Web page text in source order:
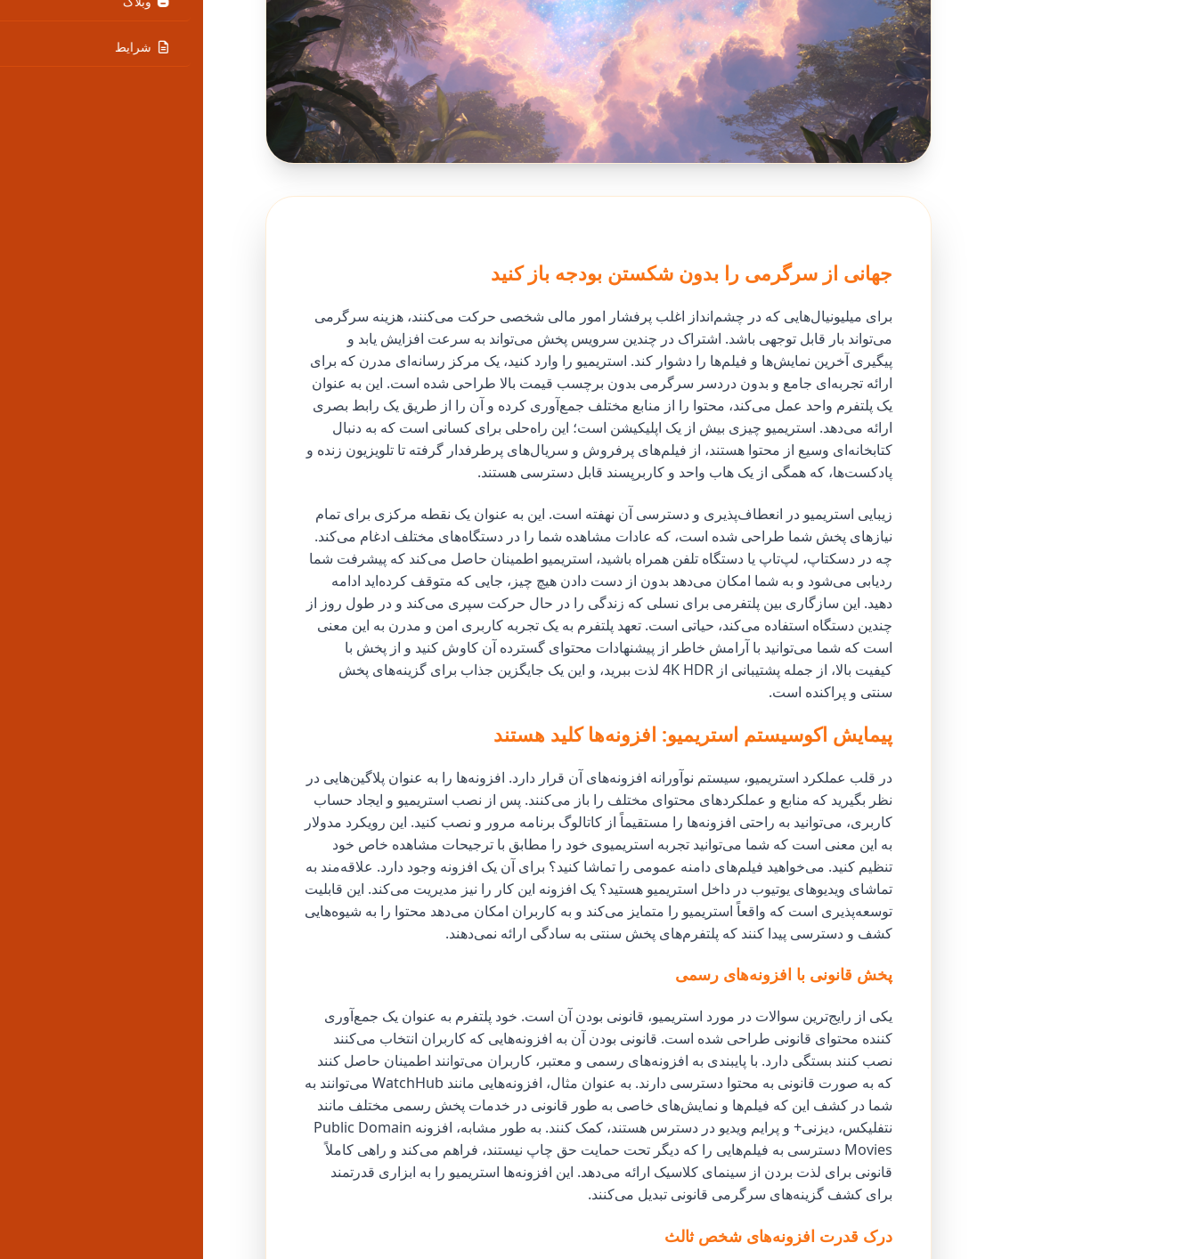
شرایط
جهانی از سرگرمی را بدون شکستن بودجه باز کنید
برای میلیونیال‌هایی که در چشم‌انداز اغلب پرفشار امور مالی شخصی حرکت می‌کنند، هزینه سرگرمی
می‌تواند بار قابل توجهی باشد. اشتراک در چندین سرویس پخش می‌تواند به سرعت افزایش یابد و
پیگیری آخرین نمایش‌ها و فیلم‌ها را دشوار کند. استریمیو را وارد کنید، یک مرکز رسانه‌ای مدرن که برای
ارائه تجربه‌ای جامع و بدون دردسر سرگرمی بدون برچسب قیمت بالا طراحی شده است. این به عنوان
یک پلتفرم واحد عمل می‌کند، محتوا را از منابع مختلف جمع‌آوری کرده و آن را از طریق یک رابط بصری
ارائه می‌دهد. استریمیو چیزی بیش از یک اپلیکیشن است؛ این راه‌حلی برای کسانی است که به دنبال
کتابخانه‌ای وسیع از محتوا هستند، از فیلم‌های پرفروش و سریال‌های پرطرفدار گرفته تا تلویزیون زنده و
پادکست‌ها، که همگی از یک هاب واحد و کاربرپسند قابل دسترسی هستند.
زیبایی استریمیو در انعطاف‌پذیری و دسترسی آن نهفته است. این به عنوان یک نقطه مرکزی برای تمام
نیازهای پخش شما طراحی شده است، که عادات مشاهده شما را در دستگاه‌های مختلف ادغام می‌کند.
چه در دسکتاپ، لپ‌تاپ یا دستگاه تلفن همراه باشید، استریمیو اطمینان حاصل می‌کند که پیشرفت شما
ردیابی می‌شود و به شما امکان می‌دهد بدون از دست دادن هیچ چیز، جایی که متوقف کرده‌اید ادامه
دهید. این سازگاری بین پلتفرمی برای نسلی که زندگی را در حال حرکت سپری می‌کند و در طول روز از
چندین دستگاه استفاده می‌کند، حیاتی است. تعهد پلتفرم به یک تجربه کاربری امن و مدرن به این معنی
است که شما می‌توانید با آرامش خاطر از پیشنهادات محتوای گسترده آن کاوش کنید و از پخش با
کیفیت بالا، از جمله پشتیبانی از 4K HDR لذت ببرید، و این یک جایگزین جذاب برای گزینه‌های پخش
سنتی و پراکنده است.
پیمایش اکوسیستم استریمیو: افزونه‌ها کلید هستند
در قلب عملکرد استریمیو، سیستم نوآورانه افزونه‌های آن قرار دارد. افزونه‌ها را به عنوان پلاگین‌هایی در
نظر بگیرید که منابع و عملکردهای محتوای مختلف را باز می‌کنند. پس از نصب استریمیو و ایجاد حساب
کاربری، می‌توانید به راحتی افزونه‌ها را مستقیماً از کاتالوگ برنامه مرور و نصب کنید. این رویکرد مدولار
به این معنی است که شما می‌توانید تجربه استریمیوی خود را مطابق با ترجیحات مشاهده خاص خود
تنظیم کنید. می‌خواهید فیلم‌های دامنه عمومی را تماشا کنید؟ برای آن یک افزونه وجود دارد. علاقه‌مند به
تماشای ویدیوهای یوتیوب در داخل استریمیو هستید؟ یک افزونه این کار را نیز مدیریت می‌کند. این قابلیت
توسعه‌پذیری است که واقعاً استریمیو را متمایز می‌کند و به کاربران امکان می‌دهد محتوا را به شیوه‌هایی
کشف و دسترسی پیدا کنند که پلتفرم‌های پخش سنتی به سادگی ارائه نمی‌دهند.
پخش قانونی با افزونه‌های رسمی
یکی از رایج‌ترین سوالات در مورد استریمیو، قانونی بودن آن است. خود پلتفرم به عنوان یک جمع‌آوری
کننده محتوای قانونی طراحی شده است. قانونی بودن آن به افزونه‌هایی که کاربران انتخاب می‌کنند
نصب کنند بستگی دارد. با پایبندی به افزونه‌های رسمی و معتبر، کاربران می‌توانند اطمینان حاصل کنند
که به صورت قانونی به محتوا دسترسی دارند. به عنوان مثال، افزونه‌هایی مانند WatchHub می‌توانند به
شما در کشف این که فیلم‌ها و نمایش‌های خاصی به طور قانونی در خدمات پخش رسمی مختلف مانند
نتفلیکس، دیزنی+ و پرایم ویدیو در دسترس هستند، کمک کنند. به طور مشابه، افزونه Public Domain
Movies دسترسی به فیلم‌هایی را که دیگر تحت حمایت حق چاپ نیستند، فراهم می‌کند و راهی کاملاً
قانونی برای لذت بردن از سینمای کلاسیک ارائه می‌دهد. این افزونه‌ها استریمیو را به ابزاری قدرتمند
برای کشف گزینه‌های سرگرمی قانونی تبدیل می‌کنند.
درک قدرت افزونه‌های شخص ثالث